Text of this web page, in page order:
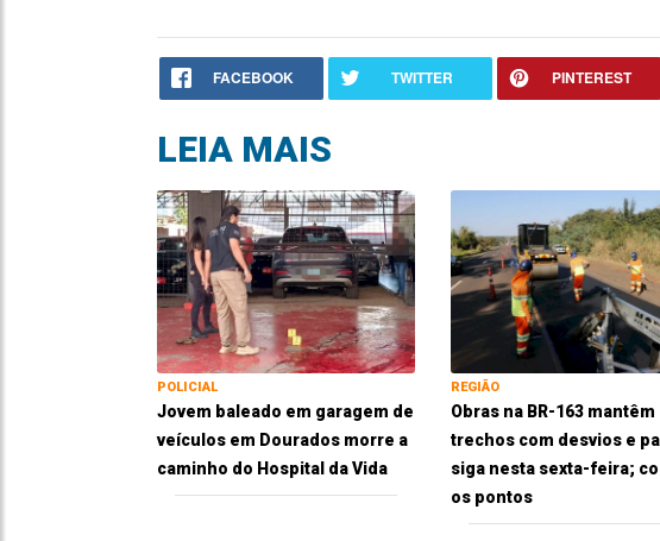
FACEBOOK TWITTER PINTEREST
LEIA MAIS
POLICIAL
Jovem baleado em garagem de
veículos em Dourados morre a
caminho do Hospital da Vida
REGIÃO
Obras na BR-163 mantêm
trechos com desvios e
siga nesta sexta-feira;
os pontos